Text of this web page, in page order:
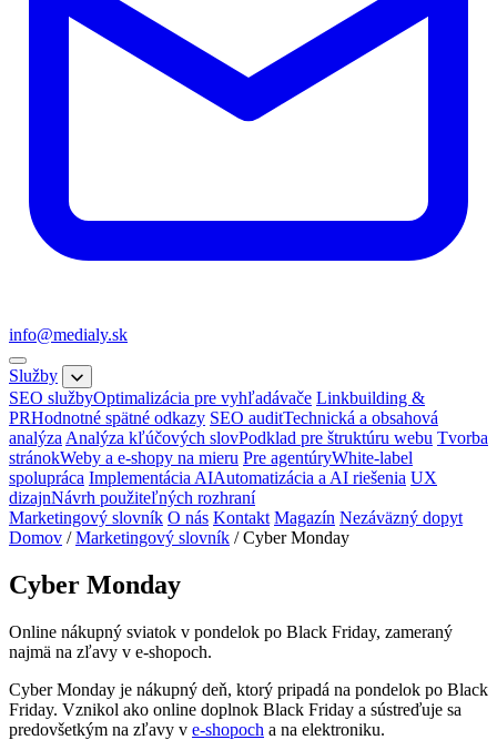
info@medialy.sk
Služby
SEO službyOptimalizácia pre vyhľadávače Linkbuilding &
PRHodnotné spätné odkazy SEO auditTechnická a obsahová
analýza Analýza kľúčových slovPodklad pre štruktúru webu Tvorba
stránokWeby a e-shopy na mieru Pre agentúryWhite-label
spolupráca Implementácia AIAutomatizácia a AI riešenia UX
dizajnNávrh použiteľných rozhraní
Marketingový slovník O nás Kontakt Magazín Nezáväzný dopyt
Domov / Marketingový slovník /Cyber Monday
Cyber Monday
Online nákupný sviatok v pondelok po Black Friday, zameraný
najmä na zľavy v e-shopoch.
Cyber Monday je nákupný deň, ktorý pripadá na pondelok po Black
Friday. Vznikol ako online doplnok Black Friday a sústreďuje sa
predovšetkým na zľavy v e-shopoch a na elektroniku.